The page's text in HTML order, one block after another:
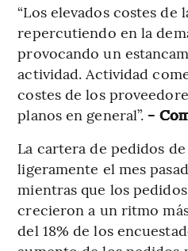
“Los elevados costes de
repercutiendo en la
provocando un
actividad. Actividad
costes de los
planos en general”. -
La cartera de pedidos
ligeramente el mes
mientras que los
crecieron a un ritmo
del 18% de los